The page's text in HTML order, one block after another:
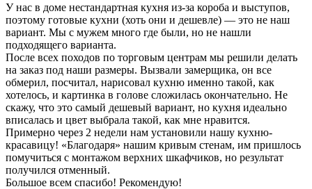
У нас в доме нестандартная кухня из-за короба и выступов,
поэтому готовые кухни (хоть они и дешевле) — это не наш
вариант. Мы с мужем много где были, но не нашли
подходящего варианта.
После всех походов по торговым центрам мы решили делать
на заказ под наши размеры. Вызвали замерщика, он все
обмерил, посчитал, нарисовал кухню именно такой, как
хотелось, и картинка в голове сложилась окончательно. Не
скажу, что это самый дешевый вариант, но кухня идеально
вписалась и цвет выбрала такой, как мне нравится.
Примерно через 2 недели нам установили нашу кухню-
красавицу! «Благодаря» нашим кривым стенам, им пришлось
помучиться с монтажом верхних шкафчиков, но результат
получился отменный.
Большое всем спасибо! Рекомендую!